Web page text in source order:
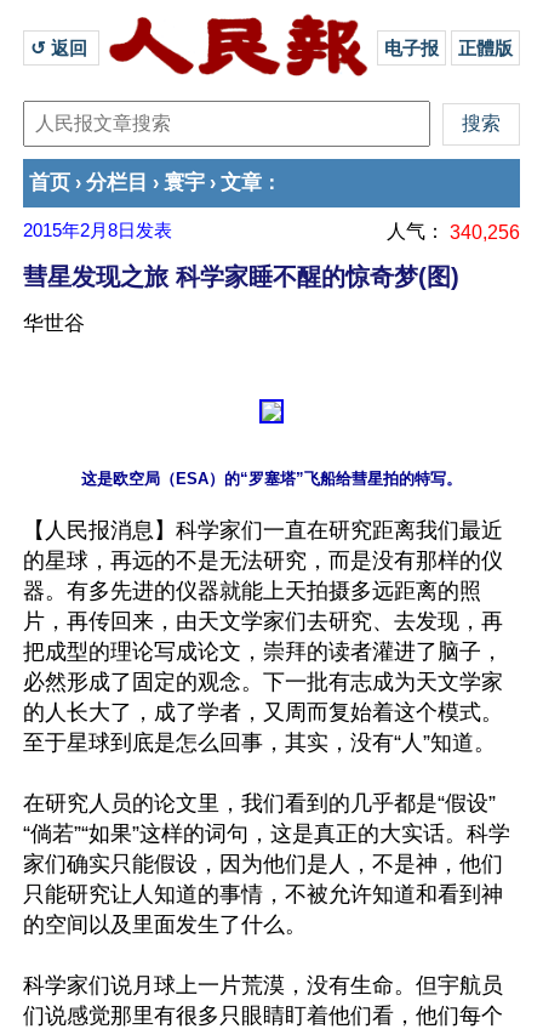
↺ 返回 电子报 正體版
首页 › 分栏目 › 寰宇 › 文章 ：
2015年2月8日 发表 人气： 340,256
彗星发现之旅 科学家睡不醒的惊奇梦(图)
华世谷
这是欧空局（ESA）的“罗塞塔”飞船给彗星拍的特写。
【人民报消息】科学家们一直在研究距离我们最近
的星球，再远的不是无法研究，而是没有那样的仪
器。有多先进的仪器就能上天拍摄多远距离的照
片，再传回来，由天文学家们去研究、去发现，再
把成型的理论写成论文，崇拜的读者灌进了脑子，
必然形成了固定的观念。下一批有志成为天文学家
的人长大了，成了学者，又周而复始着这个模式。
至于星球到底是怎么回事，其实，没有“人”知道。
在研究人员的论文里，我们看到的几乎都是“假设”
“倘若”“如果”这样的词句，这是真正的大实话。科学
家们确实只能假设，因为他们是人，不是神，他们
只能研究让人知道的事情，不被允许知道和看到神
的空间以及里面发生了什么。
科学家们说月球上一片荒漠，没有生命。但宇航员
们说感觉那里有很多只眼睛盯着他们看，他们每个